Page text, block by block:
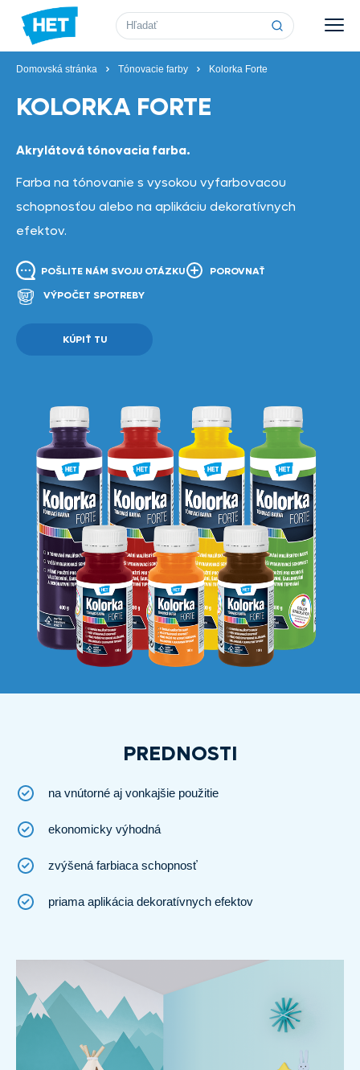
Vyhľadávanie
Domovská stránka Tónovacie farby Kolorka Forte
KOLORKA FORTE
Akrylátová tónovacia farba.
Farba na tónovanie s vysokou vyfarbovacou
schopnosťou alebo na aplikáciu dekoratívnych
efektov.
POŠLITE NÁM SVOJU OTÁZKU
POROVNAŤ
VÝPOČET SPOTREBY
KÚPIŤ TU
PREDNOSTI
na vnútorné aj vonkajšie použitie
ekonomicky výhodná
zvýšená farbiaca schopnosť
priama aplikácia dekoratívnych efektov